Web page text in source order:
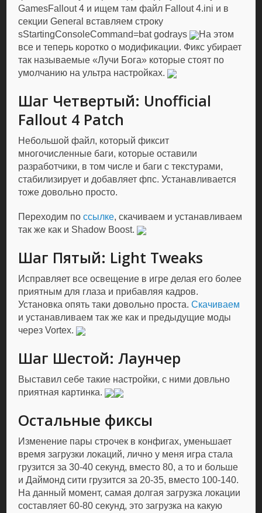
GamesFallout 4 и ищем там файл Fallout 4.ini и в
секции General вставляем строку
sStartingConsoleCommand=bat godrays
На этом
все и теперь коротко о модификации. Фикс убирает
так называемые «Лучи Бога» которые стоят по
умолчанию на ультра настройках.
Шаг Четвертый: Unofficial
Fallout 4 Patch
Небольшой файл, который фиксит
многочисленные баги, которые оставили
разработчики, в том числе и баги с текстурами,
стабилизирует и добавляет фпс. Устанавливается
тоже довольно просто.
Переходим поссылке, скачиваем и устанавливаем
так же как и Shadow Boost.
Шаг Пятый: Light Tweaks
Исправляет все освещение в игре делая его более
приятным для глаза и прибавляя кадров.
Установка опять таки довольно проста.Скачиваем
и устанавливаем так же как и предыдущие моды
через Vortex.
Шаг Шестой: Лаунчер
Выставил себе такие настройки, с ними довльно
приятная картинка.
Остальные фиксы
Изменение пары строчек в конфигах, уменьшает
время загрузки локаций, лично у меня игра стала
грузится за 30-40 секунд, вместо 80, а то и больше
и Даймонд сити грузится за 20-35, вместо 100-140.
На данный момент, самая долгая загрузка локации
составляет 60-80 секунд, это загрузка на какую